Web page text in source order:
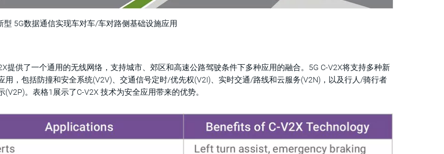
型 5G数据通信实现车对车/车对路侧基础设施应用
提供了一个通用的无线网络，支持城市、郊区和高速公路驾驶条件下多种应用的融合。5G C-V2X将支持多种新
用，包括防撞和安全系统(V2V)、交通信号定时/优先权(V2I)、实时交通/路线和云服务(V2N)，以及行人/骑行者
(V2P)。表格1展示了C-V2X 技术为安全应用带来的优势。